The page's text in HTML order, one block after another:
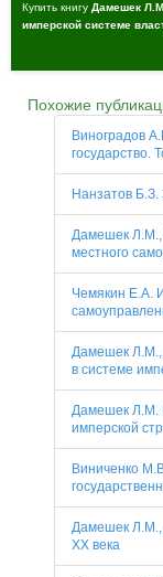
Купить книгу Дамешек
имперской системе
Похожие
Виноградов
государство.
Нанзатов Б.З.
Дамешек Л.М.,
местного
Чемякин Е.А.
Дамешек Л.М.,
в системе
Дамешек Л.М.
имперской
Виниченко
Дамешек Л.М.,
XX века